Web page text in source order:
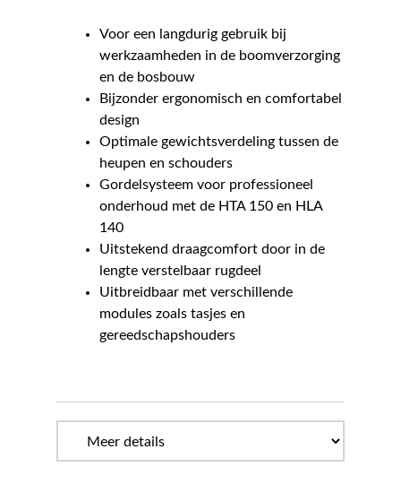
Voor een langdurig gebruik bij
werkzaamheden in de boomverzorging
en de bosbouw
Bijzonder ergonomisch en comfortabel
design
Optimale gewichtsverdeling tussen de
heupen en schouders
Gordelsysteem voor professioneel
onderhoud met de HTA 150 en HLA
140
Uitstekend draagcomfort door in de
lengte verstelbaar rugdeel
Uitbreidbaar met verschillende
modules zoals tasjes en
gereedschapshouders